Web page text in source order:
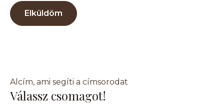
Elküldöm
Alcím, ami segíti a címsorodat
Válassz csomagot!